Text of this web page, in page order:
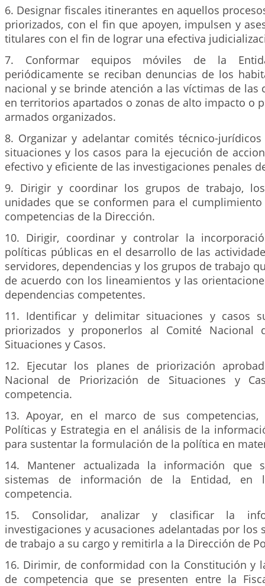
6. Designar fiscales itinerantes en aquellos
priorizados, con el fin que apoyen, impulsen y
titulares con el fin de lograr una efectiva
7. Conformar equipos móviles de la
periódicamente se reciban denuncias de los
nacional y se brinde atención a las víctimas de las
en territorios apartados o zonas de alto impacto o
armados organizados.
8. Organizar y adelantar comités técnico-
situaciones y los casos para la ejecución de
efectivo y eficiente de las investigaciones penales
9. Dirigir y coordinar los grupos de trabajo,
unidades que se conformen para el
competencias de la Dirección.
10. Dirigir, coordinar y controlar la
políticas públicas en el desarrollo de las
servidores, dependencias y los grupos de trabajo
de acuerdo con los lineamientos y las
dependencias competentes.
11. Identificar y delimitar situaciones y casos
priorizados y proponerlos al Comité Nacional
Situaciones y Casos.
12. Ejecutar los planes de priorización
Nacional de Priorización de Situaciones y
competencia.
13. Apoyar, en el marco de sus
Políticas y Estrategia en el análisis de la
para sustentar la formulación de la política en
14. Mantener actualizada la información que
sistemas de información de la Entidad, en
competencia.
15. Consolidar, analizar y clasificar la
investigaciones y acusaciones adelantadas por los
de trabajo a su cargo y remitirla a la Dirección de
16. Dirimir, de conformidad con la Constitución y
de competencia que se presenten entre la